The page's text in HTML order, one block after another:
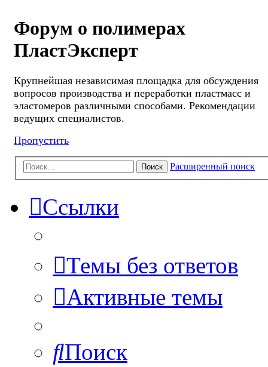
Форум о полимерах
ПластЭксперт
Крупнейшая независимая площадка для обсуждения
вопросов производства и переработки пластмасс и
эластомеров различными способами. Рекомендации
ведущих специалистов.
Пропустить
Поиск Расширенный поиск
Ссылки
Темы без ответов
Активные темы
Поиск